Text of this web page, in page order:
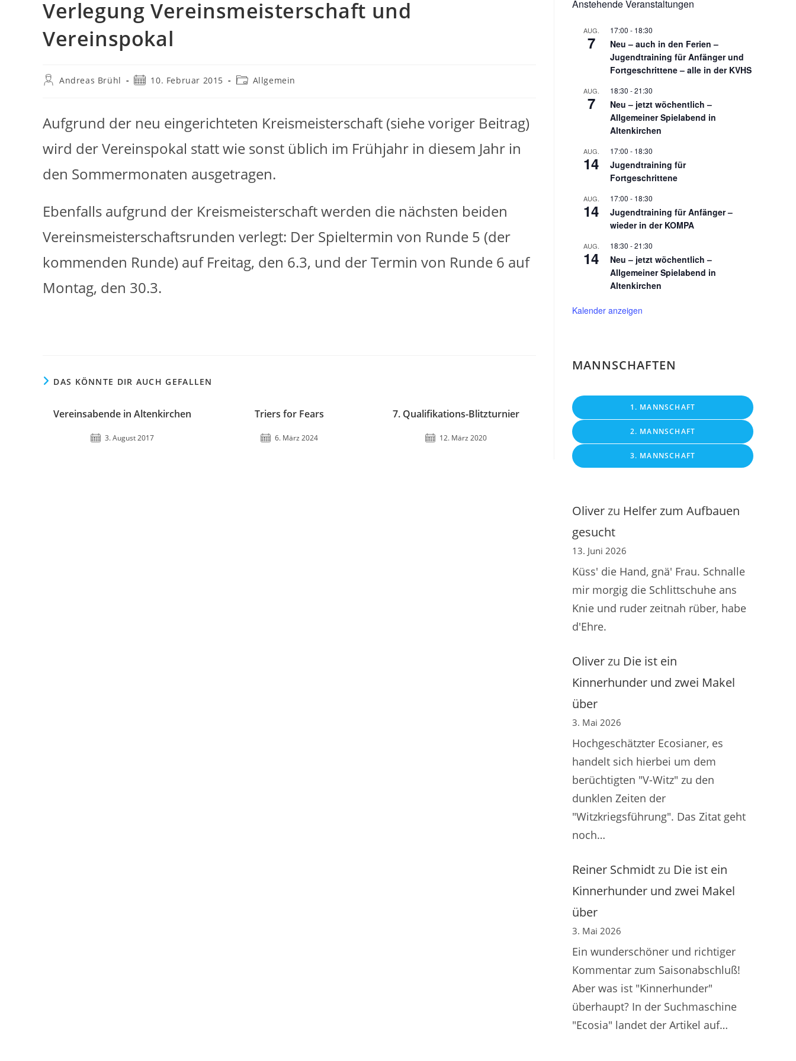
Verlegung Vereinsmeisterschaft und
Vereinspokal
Beitrags-
Andreas Brühl
Beitrag10. Februar 2015
Beitrags-
Allgemein
Aufgrund der neu eingerichteten Kreismeisterschaft (siehe voriger Beitrag)
wird der Vereinspokal statt wie sonst üblich im Frühjahr in diesem Jahr in
den Sommermonaten ausgetragen.
Ebenfalls aufgrund der Kreismeisterschaft werden die nächsten beiden
Vereinsmeisterschaftsrunden verlegt: Der Spieltermin von Runde 5 (der
kommenden Runde) auf Freitag, den 6.3, und der Termin von Runde 6 auf
Montag, den 30.3.
DAS KÖNNTE DIR AUCH GEFALLEN
Vereinsabende in Altenkirchen
3. August 2017
Triers for Fears
6. März 2024
7. Qualifikations-Blitzturnier
12. März 2020
Anstehende Veranstaltungen
AUG.
7
17:00 - 18:30
Neu – auch in den Ferien –
Jugendtraining für Anfänger und
Fortgeschrittene – alle in der KVHS
AUG.
7
18:30 -21:30
Neu – jetzt wöchentlich –
Allgemeiner Spielabend in
Altenkirchen
AUG.
14
17:00 - 18:30
Jugendtraining für
Fortgeschrittene
AUG.
14
17:00 - 18:30
Jugendtraining für Anfänger –
wieder in der KOMPA
AUG.
14
18:30 -21:30
Neu – jetzt wöchentlich –
Allgemeiner Spielabend in
Altenkirchen
Kalender anzeigen
MANNSCHAFTEN
1. MANNSCHAFT
2. MANNSCHAFT
3. MANNSCHAFT
Oliverzu Helfer zum Aufbauen
gesucht
13. Juni 2026
Küss' die Hand, gnä' Frau. Schnalle
mir morgig die Schlittschuhe ans
Knie und ruder zeitnah rüber, habe
d'Ehre.
Oliverzu Die ist ein
Kinnerhunder und zwei Makel
über
3. Mai 2026
Hochgeschätzter Ecosianer, es
handelt sich hierbei um dem
berüchtigten "V-Witz" zu den
dunklen Zeiten der
"Witzkriegsführung". Das Zitat geht
noch…
Reiner Schmidtzu Die ist ein
Kinnerhunder und zwei Makel
über
3. Mai 2026
Ein wunderschöner und richtiger
Kommentar zum Saisonabschluß!
Aber was ist "Kinnerhunder"
überhaupt? In der Suchmaschine
"Ecosia" landet der Artikel auf…